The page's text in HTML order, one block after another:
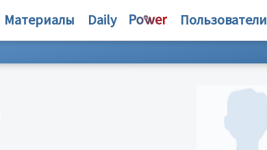
Материалы Daily Пользователи